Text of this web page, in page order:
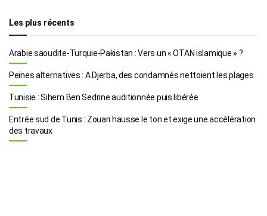
Les plus récents
Arabie saoudite-Turquie-Pakistan : Vers un « OTAN islamique » ?
Peines alternatives : A Djerba, des condamnés nettoient les plages
Tunisie : Sihem Ben Sedrine auditionnée puis libérée
Entrée sud de Tunis : Zouari hausse le ton et exige une accélération
des travaux